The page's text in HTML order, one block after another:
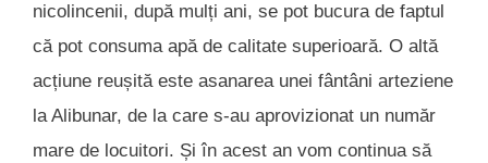
nicolincenii, după mulți ani, se pot bucura de faptul
că pot consuma apă de calitate superioară. O altă
acțiune reușită este asanarea unei fântâni arteziene
la Alibunar, de la care s-au aprovizionat un număr
mare de locuitori. Și în acest an vom continua să